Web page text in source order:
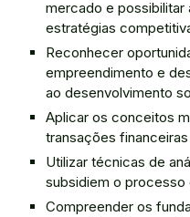
mercado e possibilitar
estratégias
Reconhecer
empreendimento e
ao desenvolvimento
Aplicar os conceitos
transações
Utilizar técnicas de
subsidiem o processo
Compreender os